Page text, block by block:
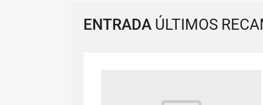
ENTRADA ÚLTIMOS